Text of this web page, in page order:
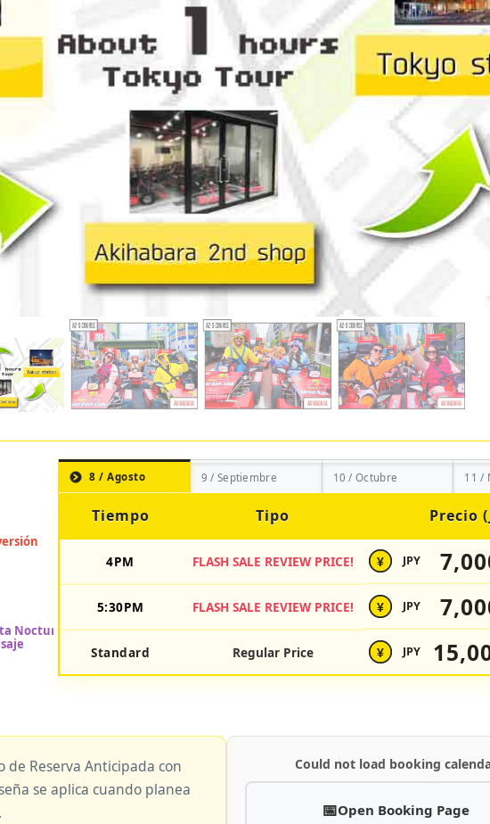
8 / Agosto 9 / Septiembre 10 / Octubre 11 /
Tiempo Tipo Precio
4PM FLASH SALE REVIEW PRICE! ¥ JPY
5:30PM FLASH SALE REVIEW PRICE! ¥ JPY
Standard Regular Price ¥ JPY
de Reserva Anticipada con
se aplica cuando planea
Could not load booking
Open Booking Page